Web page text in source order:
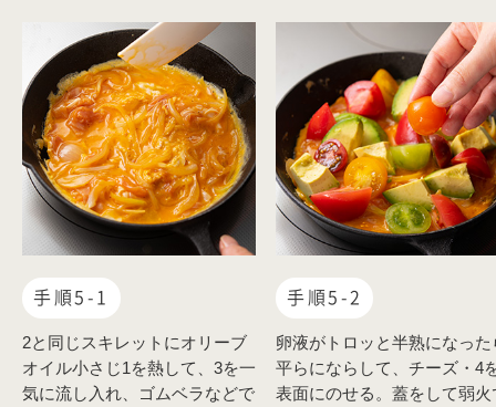
手順5-1
2と同じスキレットにオリーブ
オイル小さじ1を熱して、3を一
気に流し入れ、ゴムベラなどで
手順5-2
卵液がトロッと半熟になった
平らにならして、チーズ・4
表面にのせる。蓋をして弱火